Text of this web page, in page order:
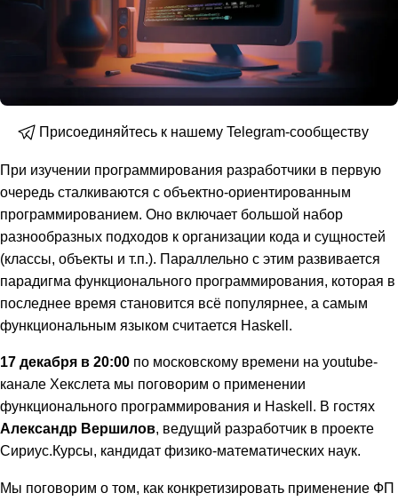
Присоединяйтесь к нашему Telegram-сообществу
При изучении программирования разработчики в первую
очередь сталкиваются с объектно-ориентированным
программированием. Оно включает большой набор
разнообразных подходов к организации кода и сущностей
(классы, объекты и т.п.). Параллельно с этим развивается
парадигма функционального программирования, которая в
последнее время становится всё популярнее, а самым
функциональным языком считается Haskell.
17 декабря в 20:00 по московскому времени на youtube-
канале Хекслета мы поговорим о применении
функционального программирования и Haskell. В гостях
Александр Вершилов, ведущий разработчик в проекте
Сириус.Курсы, кандидат физико-математических наук.
Мы поговорим о том, как конкретизировать применение ФП